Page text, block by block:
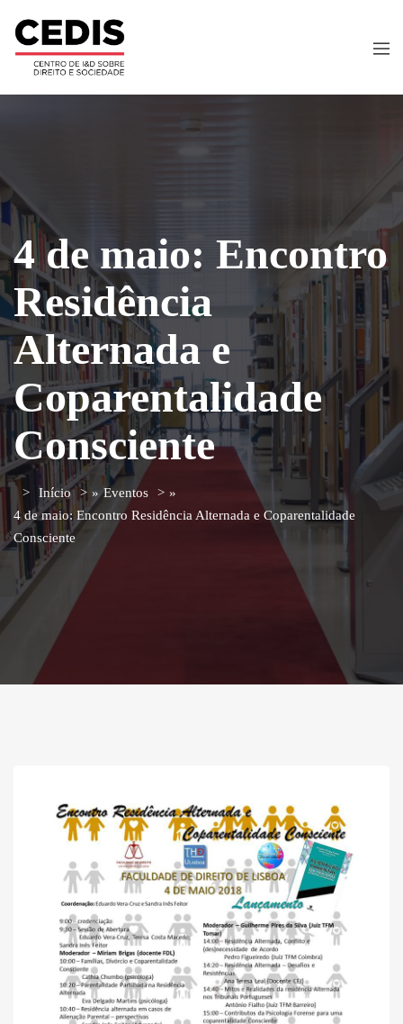
4 de maio: Encontro
Residência
Alternada e
Coparentalidade
Consciente
Início » Eventos
»
4 de maio: Encontro Residência Alternada e Coparentalidade
Consciente